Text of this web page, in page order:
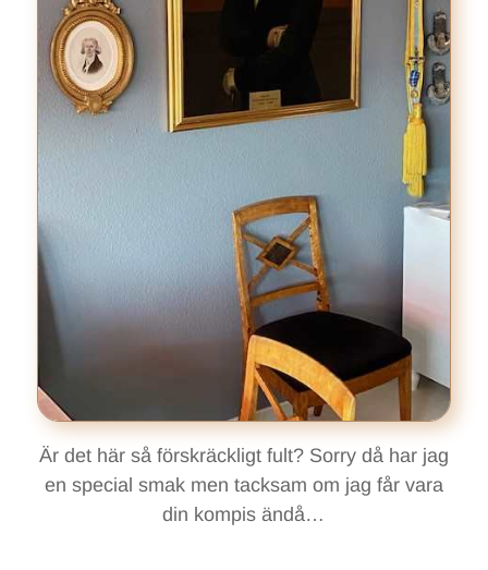
Är det här så förskräckligt fult? Sorry då har jag
en special smak men tacksam om jag får vara
din kompis ändå…